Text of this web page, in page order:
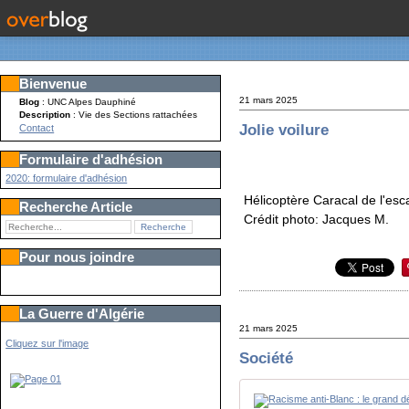
Bienvenue
Blog : UNC Alpes Dauphiné
Description: Vie des Sections rattachées
Contact
Formulaire d'adhésion
2020: formulaire d'adhésion
Recherche Article
Pour nous joindre
La Guerre d'Algérie
Cliquez sur l'image
21 mars 2025
Jolie voilure
Hélicoptère Caracal de
Crédit photo: Jacques M.
21 mars 2025
Société